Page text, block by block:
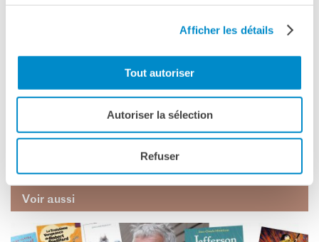
Afficher les détails
Tout autoriser
Autoriser la sélection
Refuser
Nel rispetto delle regole sanitaire, vi invitiamo a prenotare
inviando una mail amediateca-milano@institutfrancais.ito
telefonando allo 02 - 48 59 19 40 o 02 -48 59 19 38.
Vi ricordiamo l’obbligo della mascherina FFP2.
Voir aussi